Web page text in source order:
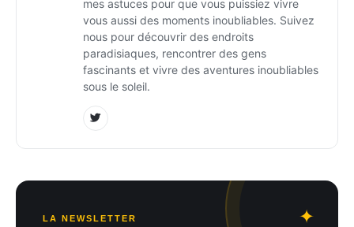
mes astuces pour que vous puissiez vivre
vous aussi des moments inoubliables. Suivez
nous pour découvrir des endroits
paradisiaques, rencontrer des gens
fascinants et vivre des aventures inoubliables
sous le soleil.
LA NEWSLETTER